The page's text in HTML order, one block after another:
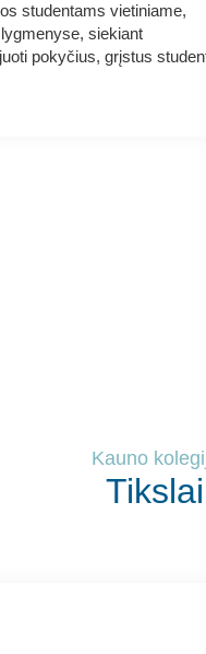
studentams vietiniame,
siekiant
pokyčius, grįstus
Kauno